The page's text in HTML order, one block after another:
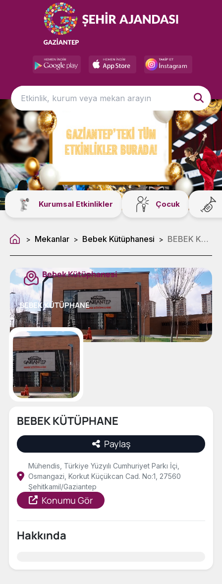
Kurumsal Etkinlikler Çocuk
> Mekanlar > Bebek Kütüphanesi > BEBEK KÜTÜPHANE
Bebek Kütüphanesi
BEBEK KÜTÜPHANE
BEBEK KÜTÜPHANE
Paylaş
Mühendis, Türkiye Yüzyılı Cumhuriyet Parkı İçi,
Osmangazi, Korkut Küçükcan Cad. No:1, 27560
Şehitkamil/Gaziantep
Konumu Gör
Hakkında